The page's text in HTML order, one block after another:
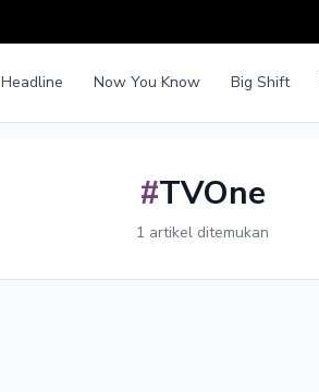
Headline Now You Know Big Shift
#TVOne
1 artikel ditemukan